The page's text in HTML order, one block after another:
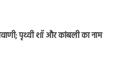
पृथ्वी शॉ और कांबली का नाम